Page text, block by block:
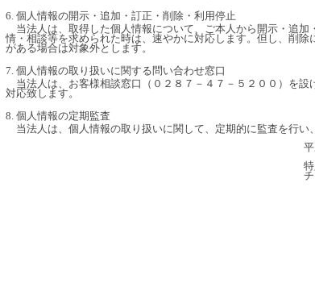
6. 個人情報の開示・追加・訂正・削除・利用停止
当法人は、取得した個人情報について、ご本人から開示・追加
情・相談等を求められた時は、速やかに対応します。但し、削除
がある場合は対象外とします。
7. 個人情報の取り扱いに関する問い合わせ窓口
当法人は、お客様相談窓口（０２８７－４７－５２００）を設
対応致します。
8. 個人情報の定期監査
当法人は、個人情報の取り扱いに関して、定期的に監査を行い
チ